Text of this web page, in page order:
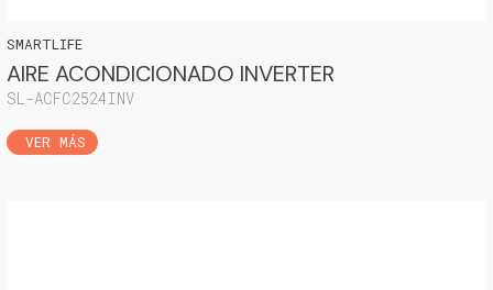
SMARTLIFE
AIRE ACONDICIONADO INVERTER
SL-ACFC2524INV